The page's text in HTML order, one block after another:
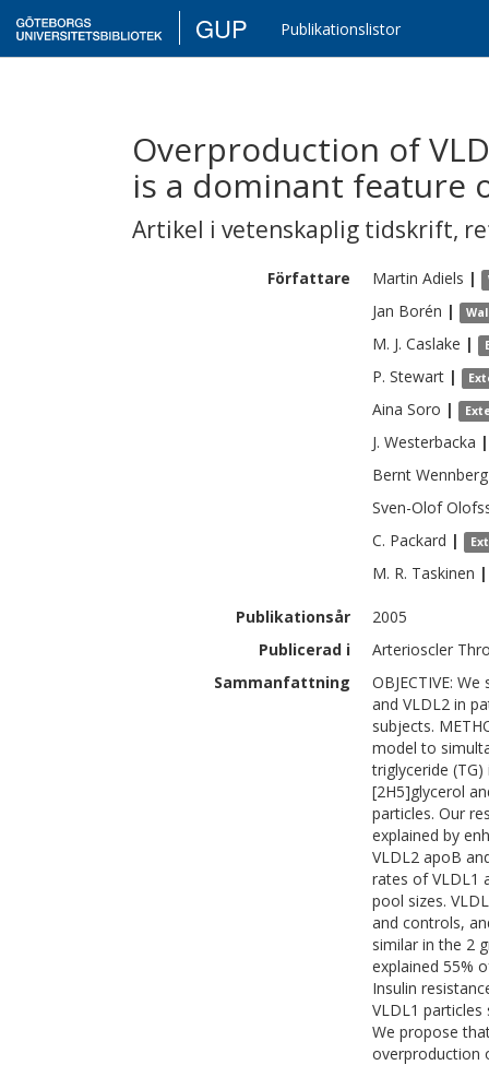
GUP Publikationslistor
Overproduction of
is a dominant feature
Artikel i vetenskaplig tidskrift,
Författare Martin Adiels |
Jan Borén |
M. J. Caslake |
P. Stewart |
Aina Soro |
J. Westerbacka |
Bernt Wennberg
Sven-Olof
C. Packard |
M. R. Taskinen |
Publikationsår
2005
Publicerad i
Arterioscler
Sammanfattning
OBJECTIVE:
and VLDL2 in
subjects.
model to
triglyceride
[2H5]glycerol
particles. Our
explained by
VLDL2 apoB
rates of VLDL1
pool sizes.
and controls,
similar in the 2
explained 55%
Insulin
VLDL1
We propose
overproduction